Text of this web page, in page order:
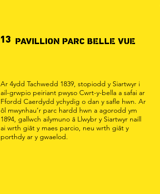
13 PAVILLION PARC BELLE VUE
Ar 4ydd Tachwedd 1839, stopiodd y Siartwyr i
ail-grwpio peiriant pwyso Cwrt-y-bella a safai ar
Ffordd Caerdydd ychydig o dan y safle hwn. Ar
ôl mwynhau’r parc hardd hwn a agorodd ym
1894, gallwch ailymuno â Llwybr y Siartwyr naill
ai wrth giât y maes parcio, neu wrth giât y
porthdy ar y gwaelod.